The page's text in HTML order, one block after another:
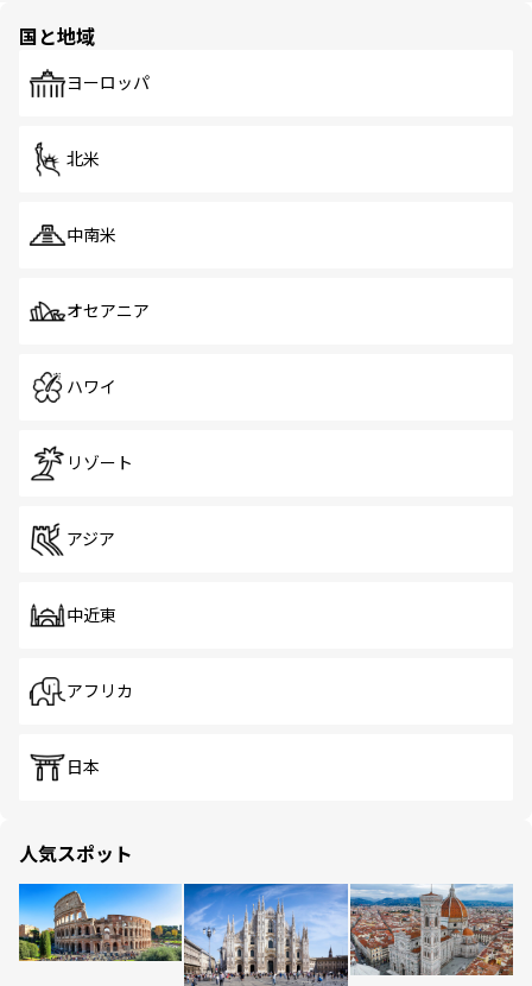
で、ホーカーズは地元の風情を楽しめる外せないスポット
国と地域
ヨーロッパ
北米
中南米
オセアニア
ハワイ
リゾート
アジア
中近東
アフリカ
日本
人気スポット